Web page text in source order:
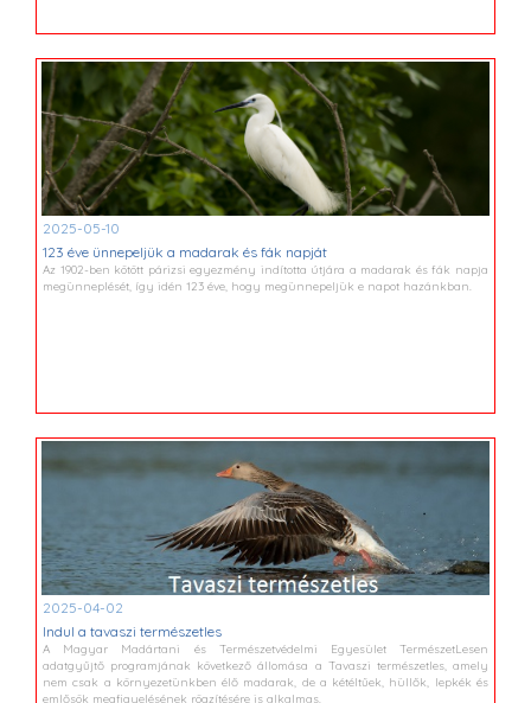
2025-05-10
123 éve ünnepeljük a madarak és fák napját
Az 1902-ben kötött párizsi egyezmény indította útjára a madarak és fák napja
megünneplését, így idén 123 éve, hogy megünnepeljük e napot hazánkban.
2025-04-02
Indul a tavaszi természetles
A Magyar Madártani és Természetvédelmi Egyesület TermészetLesen
adatgyűjtő programjának következő állomása a Tavaszi természetles, amely
nem csak a környezetünkben élő madarak, de a kétéltűek, hüllők, lepkék és
emlősök megfigyelésének rögzítésére is alkalmas.